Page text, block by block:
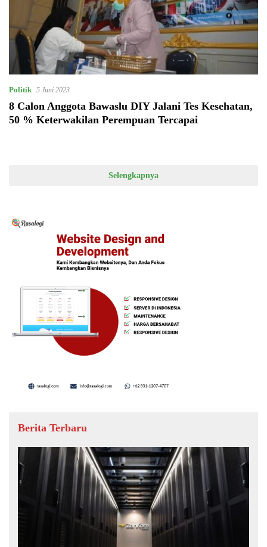
Politik 5 Juni 2023
8 Calon Anggota Bawaslu DIY Jalani Tes Kesehatan,
50 % Keterwakilan Perempuan Tercapai
Selengkapnya
Berita Terbaru